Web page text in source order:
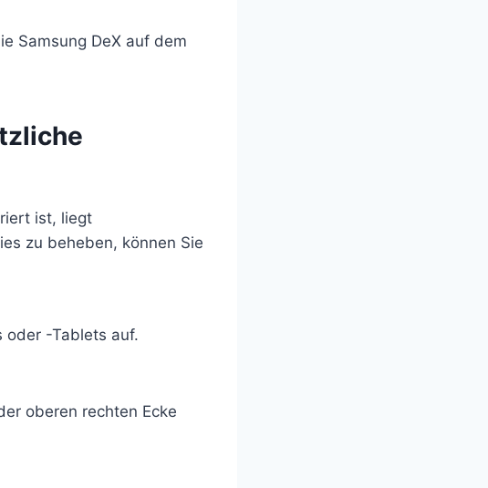
Samsung DeX auf dem
ist, liegt
zu beheben, können Sie
oder -Tablets auf.
oberen rechten Ecke